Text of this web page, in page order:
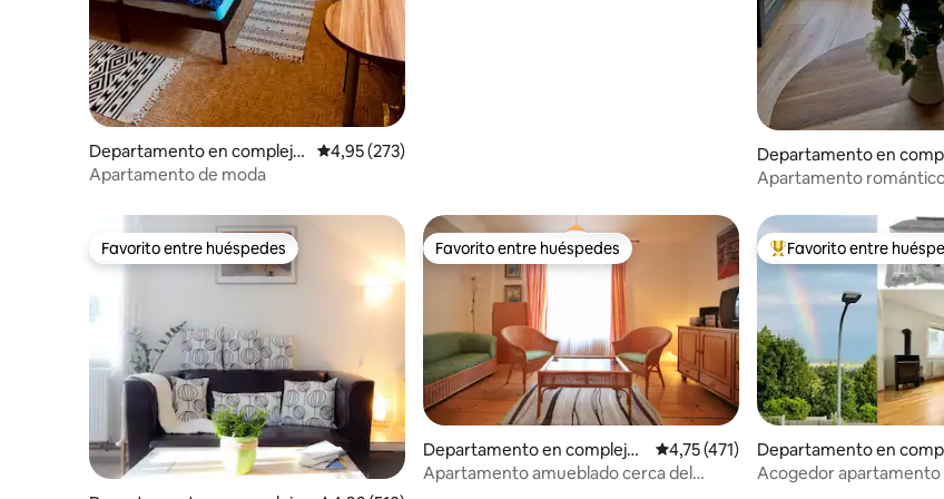
Departamento en complejo
residencial en České Budějo
Calificación promedio: 4,95 de 5. 273 evaluaciones
4,95 (273)
Apartamento de moda
Departamento en
residencial en Frymburk
Apartamento
Favorito entre huéspedes
Favorito entre huéspedes Favorito entre huéspedes
Favorito entre huéspedes
Departamento en complejo r
esidencial en Český Krumlov
Calificación promedio: 4,75 de 5. 471
4,75 (471)
Apartamento amueblado cerca del
Favorito entre los
Favorito entre
Departamento en
sidencial en Rohrbach
Acogedor apartamento